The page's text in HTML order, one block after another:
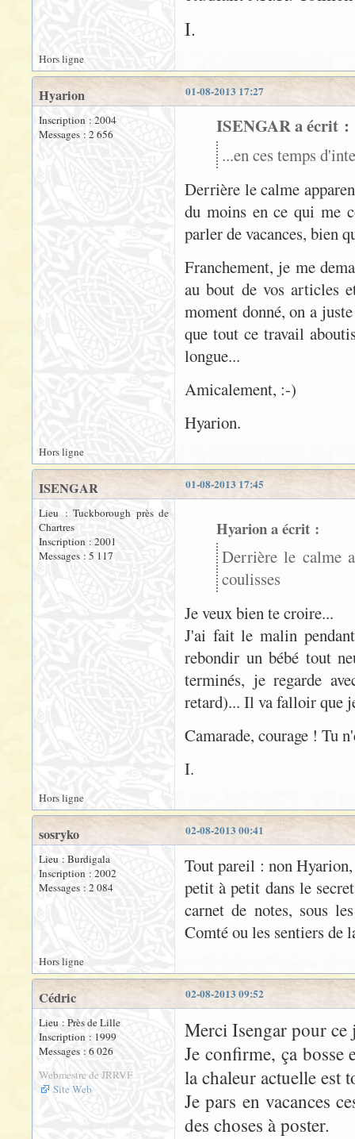
I.
Hors ligne
01-08-2013 17:27
Hyarion
Inscription : 2004
Messages : 2 656
ISENGAR a écrit :
...en ces temps
Derrière le calme
du moins en ce qui me
parler de vacances, bien
Franchement, je me
au bout de vos articles
moment donné, on a
que tout ce travail
longue...
Amicalement, :-)
Hyarion.
Hors ligne
01-08-2013 17:45
ISENGAR
Lieu : Tuckborough près de
Chartres
Inscription : 2001
Messages : 5 117
Hyarion a écrit :
Derrière le calme
coulisses
Je veux bien te croire...
J'ai fait le malin
rebondir un bébé tout
terminés, je regarde
retard)... Il va falloir que
Camarade, courage ! Tu
I.
Hors ligne
02-08-2013 00:41
sosryko
Lieu : Burdigala
Inscription : 2002
Messages : 2 084
Tout pareil : non
petit à petit dans le
carnet de notes, sous
Comté ou les sentiers de
Hors ligne
02-08-2013 09:52
Cédric
Lieu : Près de Lille
Inscription : 1999
Messages : 6 026
Webmestre de JRRVF
Site Web
Merci Isengar pour
Je confirme, ça bosse
la chaleur actuelle est
Je pars en vacances
des choses à poster.